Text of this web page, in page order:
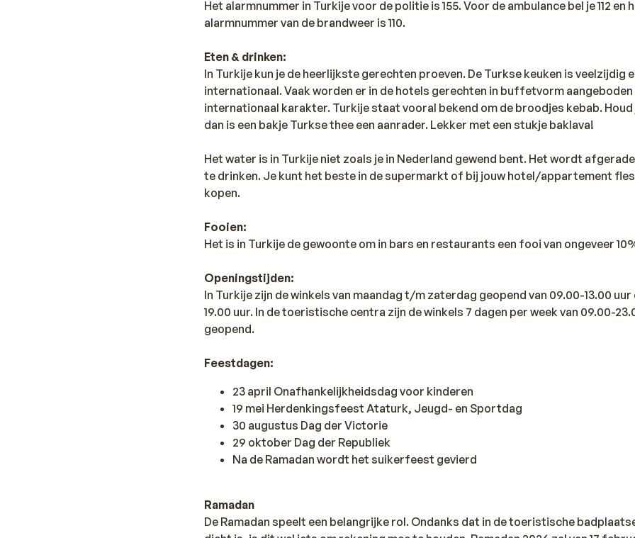
Het alarmnummer in Turkije voor de politie is 155. Voor de ambulance bel je 112 en
alarmnummer van de brandweer is 110.
Eten & drinken:
In Turkije kun je de heerlijkste gerechten proeven. De Turkse keuken is veelzijdig
internationaal. Vaak worden er in de hotels gerechten in buffetvorm aangeboden
internationaal karakter. Turkije staat vooral bekend om de broodjes kebab. Houd
dan is een bakje Turkse thee een aanrader. Lekker met een stukje baklava!
Het water is in Turkije niet zoals je in Nederland gewend bent. Het wordt
te drinken. Je kunt het beste in de supermarkt of bij jouw hotel/appartement
kopen.
Fooien:
Het is in Turkije de gewoonte om in bars en restaurants een fooi van ongeveer
Openingstijden:
In Turkije zijn de winkels van maandag t/m zaterdag geopend van 09.00-13.00 uur
19.00 uur. In de toeristische centra zijn de winkels 7 dagen per week van 09.00-
geopend.
Feestdagen:
23 april Onafhankelijkheidsdag voor kinderen
19 mei Herdenkingsfeest Ataturk, Jeugd- en Sportdag
30 augustus Dag der Victorie
29 oktober Dag der Republiek
Na de Ramadan wordt het suikerfeest gevierd
Ramadan
De Ramadan speelt een belangrijke rol. Ondanks dat in de toeristische